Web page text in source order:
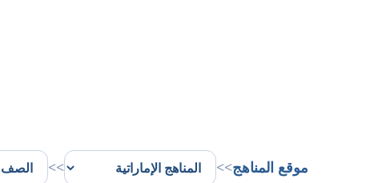
موقع المناهج>>
>>